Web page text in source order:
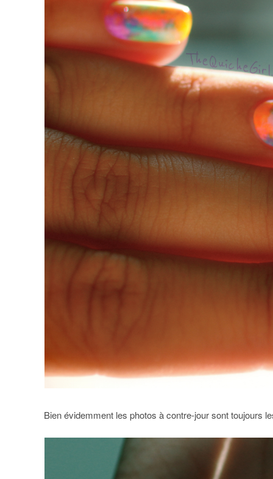
Bien évidemment les photos à contre-jour sont toujours